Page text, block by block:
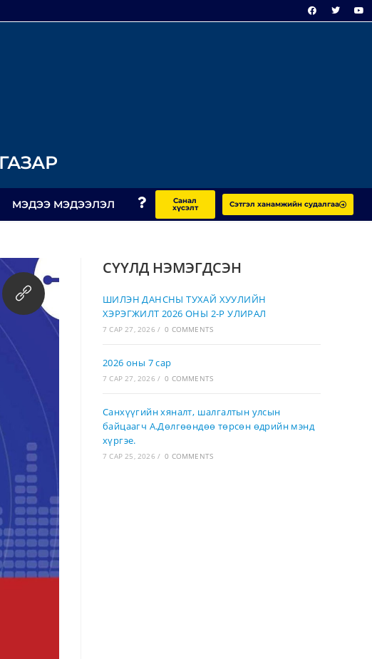
МЭДЭЭ МЭДЭЭЛЭЛ Санал
хүсэлт Сэтгэл ханамжийн судалгаа
СҮҮЛД НЭМЭГДСЭН
ШИЛЭН ДАНСНЫ ТУХАЙ ХУУЛИЙН
ХЭРЭГЖИЛТ 2026 ОНЫ 2-Р УЛИРАЛ
7 САР 27, 2026 / 0 COMMENTS
2026 оны 7 сар
7 САР 27, 2026 / 0 COMMENTS
Санхүүгийн хяналт, шалгалтын улсын
байцаагч А.Дөлгөөндөө төрсөн өдрийн мэнд
хүргэе.
7 САР 25, 2026 / 0 COMMENTS